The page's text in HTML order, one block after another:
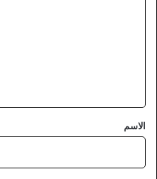
*
الاسم